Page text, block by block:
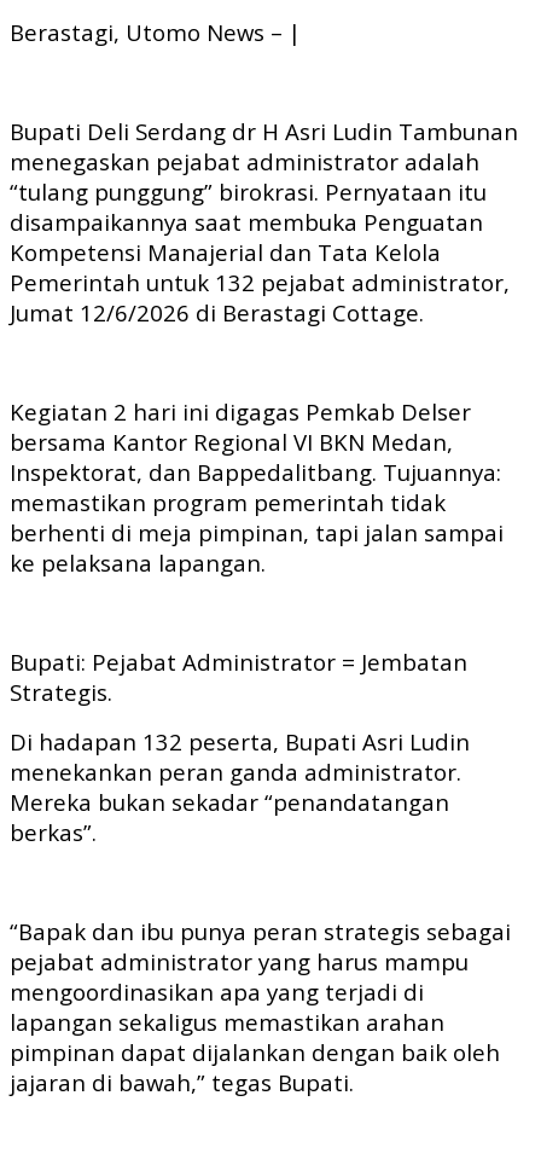
Berastagi, Utomo News – |
Bupati Deli Serdang dr H Asri Ludin Tambunan
menegaskan pejabat administrator adalah
“tulang punggung” birokrasi. Pernyataan itu
disampaikannya saat membuka Penguatan
Kompetensi Manajerial dan Tata Kelola
Pemerintah untuk 132 pejabat administrator,
Jumat 12/6/2026 di Berastagi Cottage.
Kegiatan 2 hari ini digagas Pemkab Delser
bersama Kantor Regional VI BKN Medan,
Inspektorat, dan Bappedalitbang. Tujuannya:
memastikan program pemerintah tidak
berhenti di meja pimpinan, tapi jalan sampai
ke pelaksana lapangan.
Bupati: Pejabat Administrator = Jembatan
Strategis.
Di hadapan 132 peserta, Bupati Asri Ludin
menekankan peran ganda administrator.
Mereka bukan sekadar “penandatangan
berkas”.
“Bapak dan ibu punya peran strategis sebagai
pejabat administrator yang harus mampu
mengoordinasikan apa yang terjadi di
lapangan sekaligus memastikan arahan
pimpinan dapat dijalankan dengan baik oleh
jajaran di bawah,” tegas Bupati.